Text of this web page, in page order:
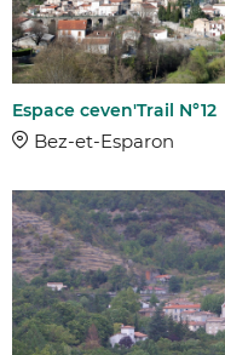
Espace ceven'Trail N°12
Bez-et-Esparon